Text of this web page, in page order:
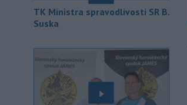
Európskej únie.
20:08 - Ruská dezinformačná
kandidáta, bývalého
centristického premiéra Attala. Ako
informovala agentúra AFP, odhalil ju
vládny úrad Viginum a s „vysokou
mierou istoty“ pripísal proruskej
TK Ministra spravodlivosti SR B.
Suska